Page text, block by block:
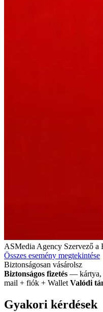
ASMedia Agency Szervező a
Összes esemény megtekintése
Biztonságosan vásárolsz
Biztonságos fizetés — kártya,
mail + fiók + Wallet Valódi
Gyakori kérdések